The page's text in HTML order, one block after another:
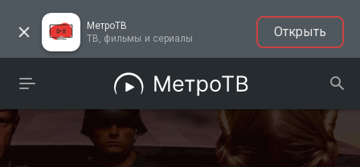
МетроТВ
ТВ, фильмы и сериалы
Открыть